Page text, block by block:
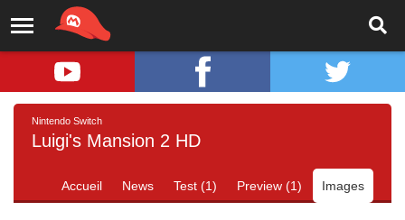
Nintendo Switch
Luigi's Mansion 2 HD
Accueil News Test (1) Preview (1) Images